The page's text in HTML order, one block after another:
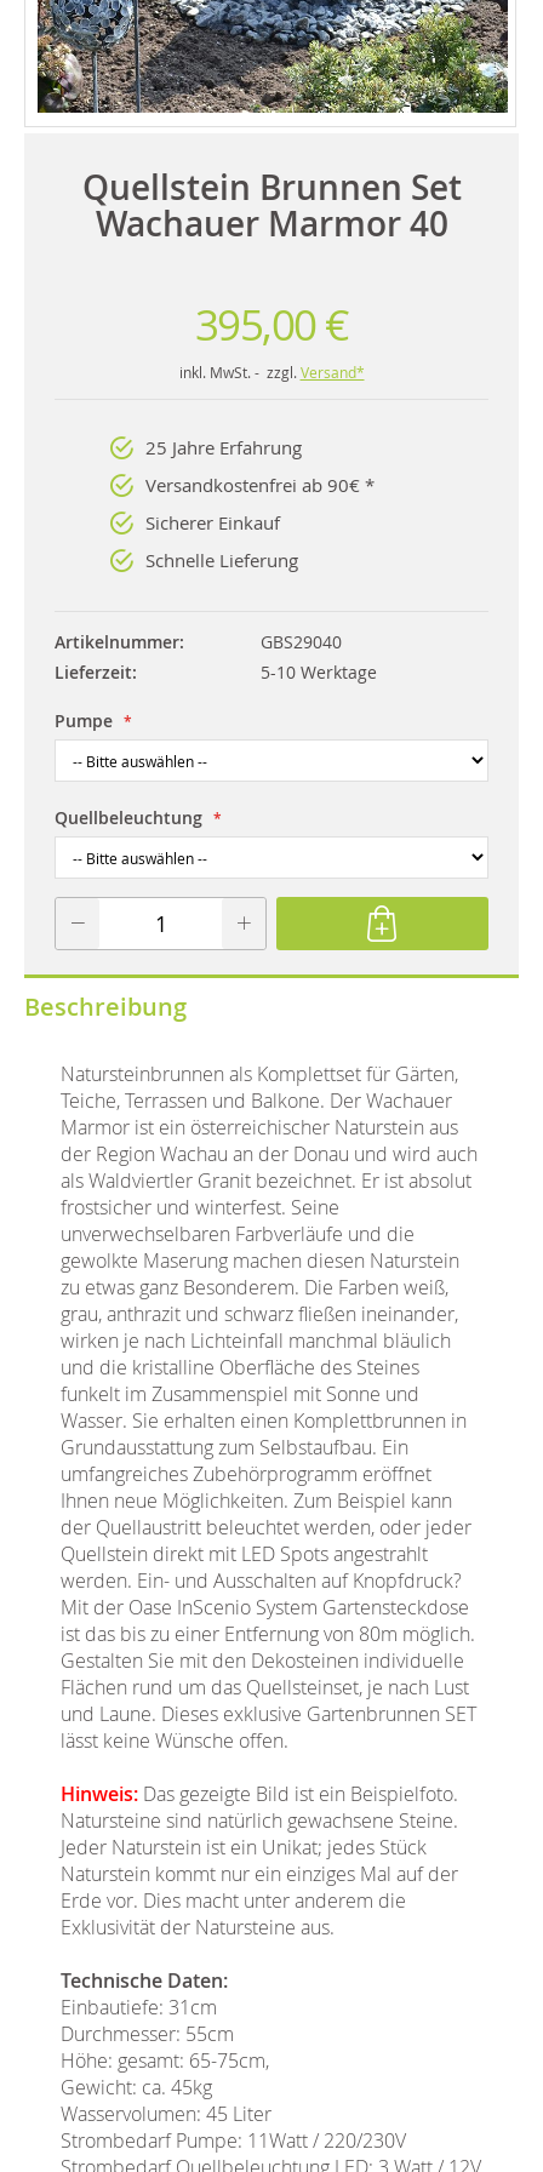
Quellstein Brunnen Set
Wachauer Marmor 40
395,00 €
inkl. MwSt. - zzgl. Versand*
25 Jahre Erfahrung
Versandkostenfrei ab 90€ *
Sicherer Einkauf
Schnelle Lieferung
Artikelnummer
GBS29040
Lieferzeit
5-10 Werktage
Pumpe
Quellbeleuchtung
Beschreibung
Natursteinbrunnen als Komplettset für Gärten,
Teiche, Terrassen und Balkone. Der Wachauer
Marmor ist ein österreichischer Naturstein aus
der Region Wachau an der Donau und wird auch
als Waldviertler Granit bezeichnet. Er ist absolut
frostsicher und winterfest. Seine
unverwechselbaren Farbverläufe und die
gewolkte Maserung machen diesen Naturstein
zu etwas ganz Besonderem. Die Farben weiß,
grau, anthrazit und schwarz fließen ineinander,
wirken je nach Lichteinfall manchmal bläulich
und die kristalline Oberfläche des Steines
funkelt im Zusammenspiel mit Sonne und
Wasser. Sie erhalten einen Komplettbrunnen in
Grundausstattung zum Selbstaufbau. Ein
umfangreiches Zubehörprogramm eröffnet
Ihnen neue Möglichkeiten. Zum Beispiel kann
der Quellaustritt beleuchtet werden, oder jeder
Quellstein direkt mit LED Spots angestrahlt
werden. Ein- und Ausschalten auf Knopfdruck?
Mit der Oase InScenio System Gartensteckdose
ist das bis zu einer Entfernung von 80m möglich.
Gestalten Sie mit den Dekosteinen individuelle
Flächen rund um das Quellsteinset, je nach Lust
und Laune. Dieses exklusive Gartenbrunnen SET
lässt keine Wünsche offen.
Hinweis: Das gezeigte Bild ist ein Beispielfoto.
Natursteine sind natürlich gewachsene Steine.
Jeder Naturstein ist ein Unikat; jedes Stück
Naturstein kommt nur ein einziges Mal auf der
Erde vor. Dies macht unter anderem die
Exklusivität der Natursteine aus.
Technische Daten:
Einbautiefe: 31cm
Durchmesser: 55cm
Höhe: gesamt: 65-75cm,
Gewicht: ca. 45kg
Wasservolumen: 45 Liter
Strombedarf Pumpe: 11Watt / 220/230V